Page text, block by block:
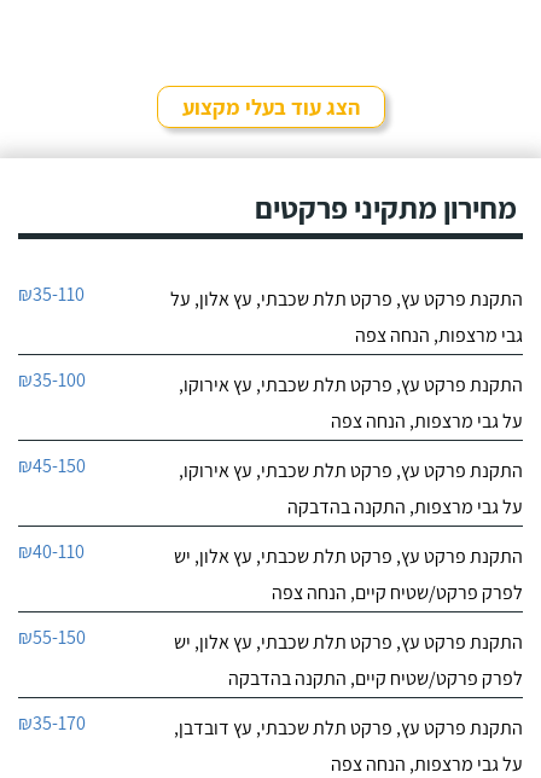
הצג עוד בעלי מקצוע
מחירון מתקיני פרקטים
התקנת פרקט עץ, פרקט תלת שכבתי, עץ אלון, על
גבי מרצפות, הנחה צפה
₪35-110
התקנת פרקט עץ, פרקט תלת שכבתי, עץ אירוקו,
על גבי מרצפות, הנחה צפה
₪35-100
התקנת פרקט עץ, פרקט תלת שכבתי, עץ אירוקו,
על גבי מרצפות, התקנה בהדבקה
₪45-150
התקנת פרקט עץ, פרקט תלת שכבתי, עץ אלון, יש
לפרק פרקט/שטיח קיים, הנחה צפה
₪40-110
התקנת פרקט עץ, פרקט תלת שכבתי, עץ אלון, יש
לפרק פרקט/שטיח קיים, התקנה בהדבקה
₪55-150
התקנת פרקט עץ, פרקט תלת שכבתי, עץ דובדבן,
על גבי מרצפות, הנחה צפה
₪35-170